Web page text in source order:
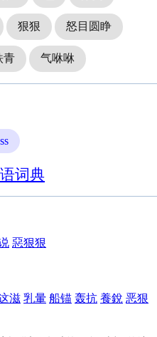
狠狠 怒目圆睁
青 气咻咻
词典
惡狠狠
滋 乳暈 船锚 轰抗 養銳 恶狠